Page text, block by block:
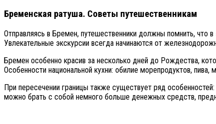
Бременская ратуша. Советы путешественникам
Отправляясь в Бремен, путешественники должны помнить, что
Увлекательные экскурсии всегда начинаются от
Бремен особенно красив за несколько дней до Рождества,
Особенности национальной кухни: обилие морепродуктов,
При пересечении границы также существует ряд
можно брать с собой немного больше денежных средств,